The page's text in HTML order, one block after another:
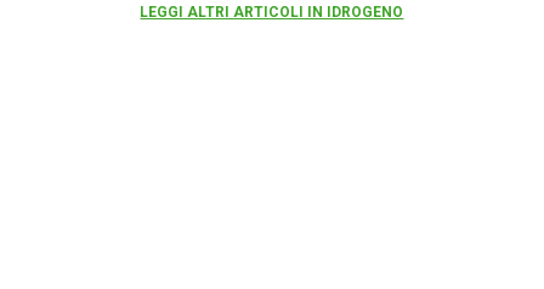
LEGGI ALTRI ARTICOLI IN IDROGENO